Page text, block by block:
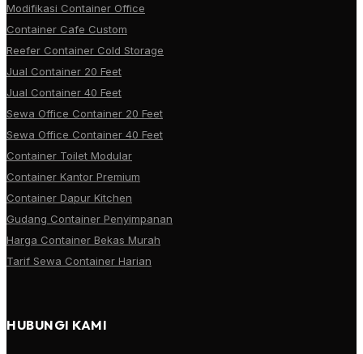
Modifikasi Container Office
Container Cafe Custom
Reefer Container Cold Storage
Jual Container 20 Feet
Jual Container 40 Feet
Sewa Office Container 20 Feet
Sewa Office Container 40 Feet
Container Toilet Modular
Container Kantor Premium
Container Dapur Kitchen
Gudang Container Penyimpanan
Harga Container Bekas Murah
Tarif Sewa Container Harian
HUBUNGI KAMI